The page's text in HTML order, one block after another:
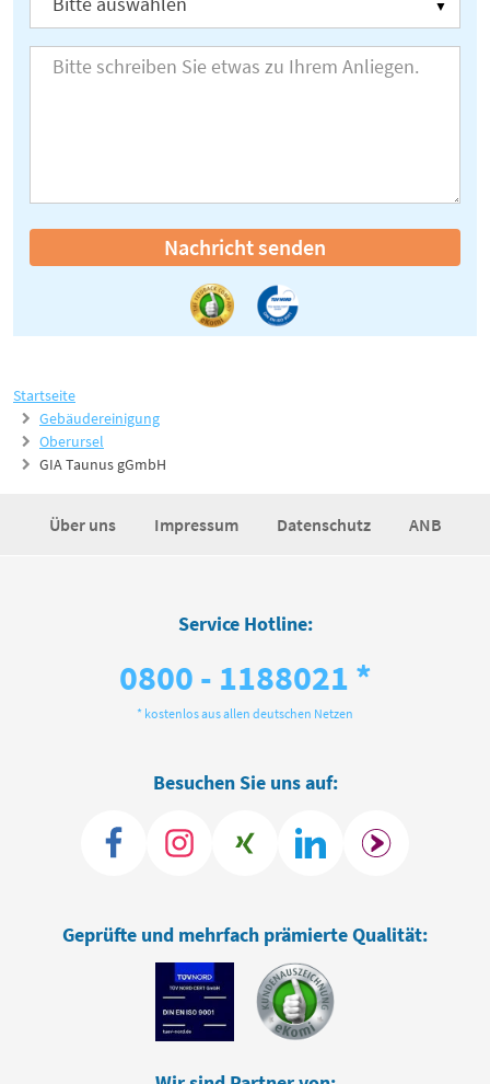
Startseite
Gebäudereinigung
Oberursel
GIA Taunus gGmbH
Nachricht senden
Über uns Impressum Datenschutz ANB
Service Hotline:
0800 - 1188021 *
* kostenlos aus allen deutschen Netzen
Besuchen Sie uns auf:
Geprüfte und mehrfach prämierte Qualität: